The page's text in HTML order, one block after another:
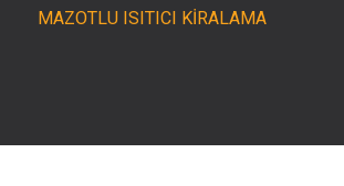
MAZOTLU ISITICI KİRALAMA